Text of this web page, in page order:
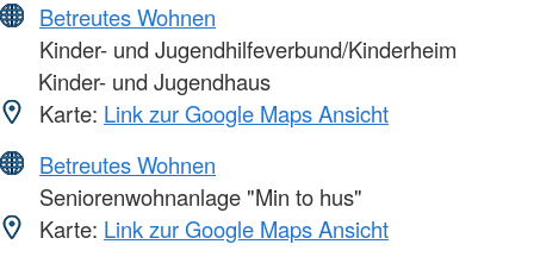
Betreutes Wohnen
Kinder- und Jugendhilfeverbund/Kinderheim
Kinder- und Jugendhaus
Karte: Link zur Google Maps Ansicht
Betreutes Wohnen
Seniorenwohnanlage "Min to hus"
Karte: Link zur Google Maps Ansicht